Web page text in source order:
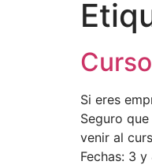
Si eres
Seguro
venir al
Fechas: 3